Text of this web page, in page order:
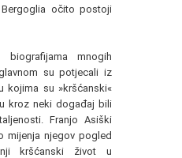
očito postoji
mnogih
su potjecali iz
kojima su »kršćanski«
kroz neki događaj bili
Franjo Asiški
mijenja njegov pogled
kršćanski život u